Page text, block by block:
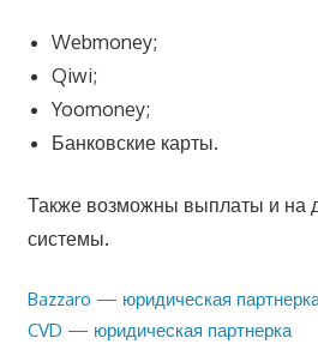
Webmoney;
Qiwi;
Yoomoney;
Банковские карты.
Также возможны выплаты и на
системы.
Навигация
Предыдущая
запись:
Bazzaro — юридическая
Следующая
CVD — юридическая партнерка